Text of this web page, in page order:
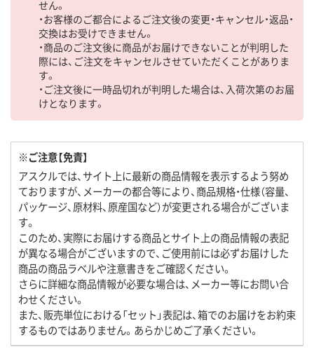
せん。
・お客様のご都合によるご注文後の変更・キャンセル・返品・
交換はお受けできません。
・商品のご注文後に商品がお届けできないことが判明した
際には、ご注文をキャンセルさせていただくことがありま
す。
・ご注文後に一時品切れが判明した場合は、入荷次第のお届
けとなります。
※ご注意【免責】
アスクルでは、サイト上に最新の商品情報を表示するよう努め
ておりますが、メーカーの都合等により、商品規格・仕様（容量、
パッケージ、原材料、原産国など）が変更される場合がございま
す。
このため、実際にお届けする商品とサイト上の商品情報の表記
が異なる場合がございますので、ご使用前には必ずお届けした
商品の商品ラベルや注意書きをご確認ください。
さらに詳細な商品情報が必要な場合は、メーカー等にお問い合
わせください。
また、販売単位における「セット」表記は、箱でのお届けをお約束
するものではありません。あらかじめご了承ください。